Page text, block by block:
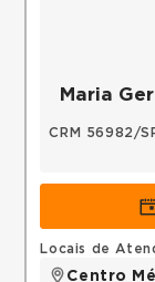
Maria
CRM 56982/
Locais de
Centro